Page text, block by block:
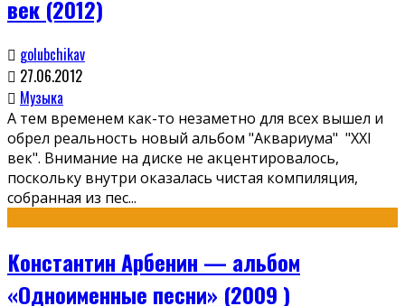
век (2012)
golubchikav
27.06.2012
Музыка
А тем временем как-то незаметно для всех вышел и
обрел реальность новый альбом "Аквариума" "XXI
век". Внимание на диске не акцентировалось,
поскольку внутри оказалась чистая компиляция,
собранная из пес...
Константин Арбенин — альбом
«Одноименные песни» (2009 )